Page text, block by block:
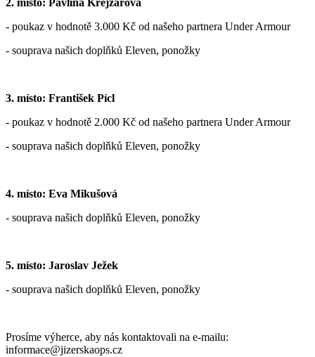
2. místo: Pavlína Krejzarová
- poukaz v hodnotě 3.000 Kč od našeho partnera Under Armour
- souprava našich doplňků Eleven, ponožky
3. místo: František Pícl
- poukaz v hodnotě 2.000 Kč od našeho partnera Under Armour
- souprava našich doplňků Eleven, ponožky
4. místo: Eva Mikušová
- souprava našich doplňků Eleven, ponožky
5. místo: Jaroslav Ježek
- souprava našich doplňků Eleven, ponožky
Prosíme výherce, aby nás kontaktovali na e-mailu:
informace@jizerskaops.cz